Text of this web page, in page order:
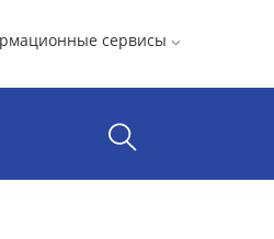
сервисы